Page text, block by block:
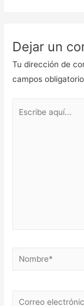
Dejar un
Tu dirección de
campos
Nombre*
Correo